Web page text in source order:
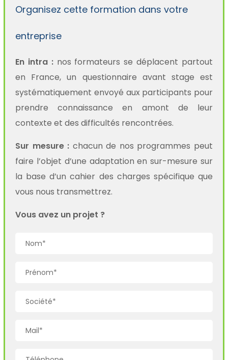
Organisez cette formation dans votre
entreprise
En intra : nos formateurs se déplacent partout
en France, un questionnaire avant stage est
systématiquement envoyé aux participants pour
prendre connaissance en amont de leur
contexte et des difficultés rencontrées.
Sur mesure : chacun de nos programmes peut
faire l’objet d’une adaptation en sur-mesure sur
la base d’un cahier des charges spécifique que
vous nous transmettrez.
Vous avez un projet ?